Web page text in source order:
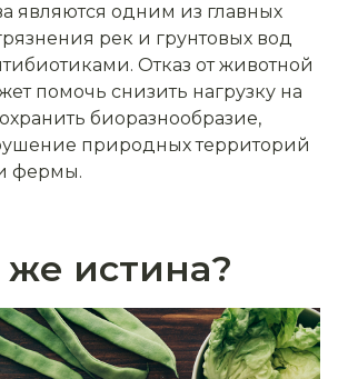
являются одним из главных
рек и грунтовых вод
Отказ от животной
помочь снизить нагрузку на
биоразнообразие,
природных территорий
фермы.
же истина?